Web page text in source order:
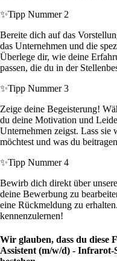
✨Tipp Nummer 2
Bereite dich auf das
das Unternehmen und die
Überlege dir, wie deine
passen, die du in der
✨Tipp Nummer 3
Zeige deine Begeisterung!
du deine Motivation und
Unternehmen zeigst. Lass sie
möchtest und was du
✨Tipp Nummer 4
Bewirb dich direkt über
deine Bewerbung zu
eine Rückmeldung zu
kennenzulernen!
Wir glauben, dass du diese
Assistent (m/w/d) -